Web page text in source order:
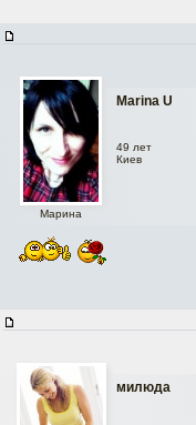
Marina U
Марина
49 лет
Киев
милюда